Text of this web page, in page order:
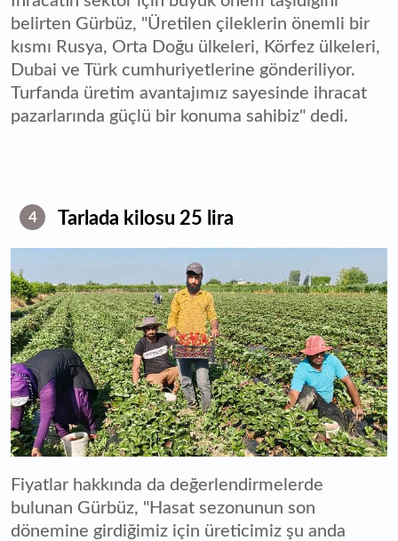
belirten Gürbüz, "Üretilen çileklerin önemli bir
kısmı Rusya, Orta Doğu ülkeleri, Körfez ülkeleri,
Dubai ve Türk cumhuriyetlerine gönderiliyor.
Turfanda üretim avantajımız sayesinde ihracat
pazarlarında güçlü bir konuma sahibiz" dedi.
4 Tarlada kilosu 25 lira
Fiyatlar hakkında da değerlendirmelerde
bulunan Gürbüz, "Hasat sezonunun son
dönemine girdiğimiz için üreticimiz şu anda